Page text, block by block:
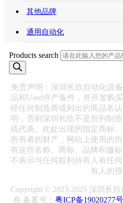
其他品牌
通用自动化
Products search
免责声明：深圳长欣自动化设
品和Used停产备件，并开发购
经任何制造商或列出的商品名
明，否则深圳长欣不是所列制
或代表。此处出现的指定商标
所有者的财产，网站上使用的
有这些名称、商标、品牌和徽
不表示与任何权利持有人有任
有人的授
Copyright © 2023-2025 深圳长
有 备案号： 粤ICP备19020277